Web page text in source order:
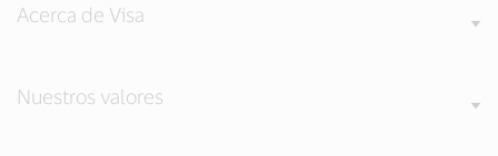
Acerca de Visa
Nuestros valores